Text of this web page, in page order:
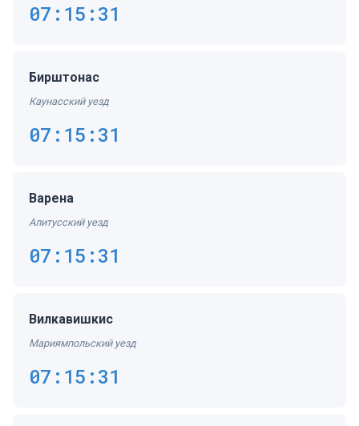
07:15:31
Бирштонас
Каунасский уезд
07:15:31
Варена
Алитусский уезд
07:15:31
Вилкавишкис
Мариямпольский уезд
07:15:31